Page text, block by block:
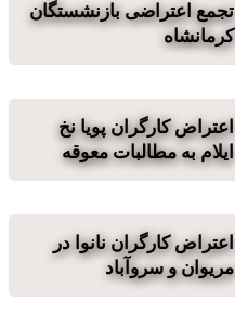
تجمع اعتراضی بازنشستگان
کرمانشاه
اعتراض کارگران پویا نخ
ایلام به مطالبات معوقه
اعتراض کارگران نانوا در
مریوان و سروآباد